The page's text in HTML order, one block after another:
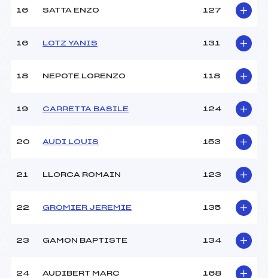
U16
16 SATTA ENZO 127
16 LOTZ YANIS 131
18 NEPOTE LORENZO 118
19 CARRETTA BASILE 124
20 AUDI LOUIS 153
21 LLORCA ROMAIN 123
22 GROMIER JEREMIE 135
23 GAMON BAPTISTE 134
24 AUDIBERT MARC 168